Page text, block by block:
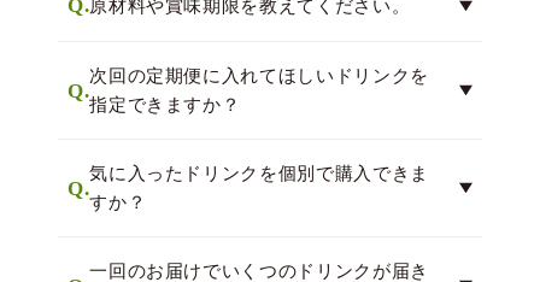
Q.原材料や賞味期限を教えてください。
Q.
次回の定期便に入れてほしいドリンクを
指定できますか？
Q.
気に入ったドリンクを個別で購入できま
すか？
一回のお届けでいくつのドリンクが届き